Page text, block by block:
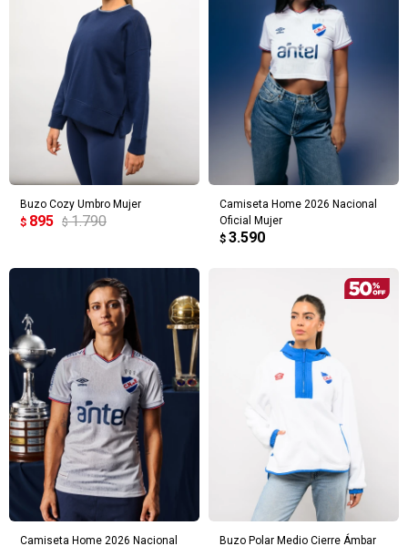
Buzo Cozy Umbro Mujer
$ 895 $ 1.790
Camiseta Home 2026 Nacional
Oficial Mujer
$ 3.590
Camiseta Home 2026 Nacional
Buzo Polar Medio Cierre Ámbar